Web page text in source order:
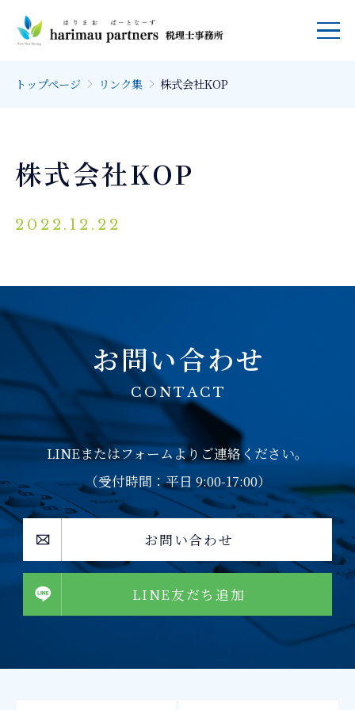
トップページ リンク集 株式会社KOP
株式会社KOP
2022.12.22
お問い合わせ
CONTACT
LINEまたはフォームよりご連絡ください。
（受付時間：平日 9:00-17:00）
お問い合わせ
LINE友だち追加